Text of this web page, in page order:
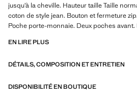
jusqu’à la cheville. Hauteur taille Taille
coton de style jean. Bouton et fermeture
Poche porte-monnaie. Deux poches
EN LIRE PLUS
DÉTAILS, COMPOSITION ET ENTRETIEN
DISPONIBILITÉ EN BOUTIQUE